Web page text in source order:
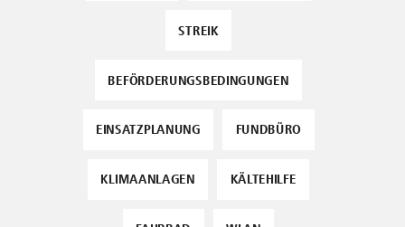
STREIK
BEFÖRDERUNGSBEDINGUNGEN
EINSATZPLANUNG FUNDBÜRO
KLIMAANLAGEN KÄLTEHILFE